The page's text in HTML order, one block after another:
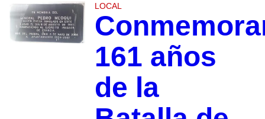
LOCAL
161 años
de la